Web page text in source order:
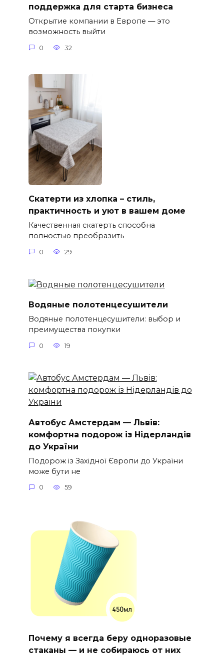
поддержка для старта бизнеса
Открытие компании в Европе — это
возможность выйти
0 32
Скатерти из хлопка – стиль,
практичность и уют в вашем доме
Качественная скатерть способна
полностью преобразить
0 29
Водяные полотенцесушители
Водяные полотенцесушители: выбор и
преимущества покупки
0 19
Автобус Амстердам — Львів:
комфортна подорож із Нідерландів
до України
Подорож із Західної Європи до України
може бути не
0 59
Почему я всегда беру одноразовые
стаканы — и не собираюсь от них